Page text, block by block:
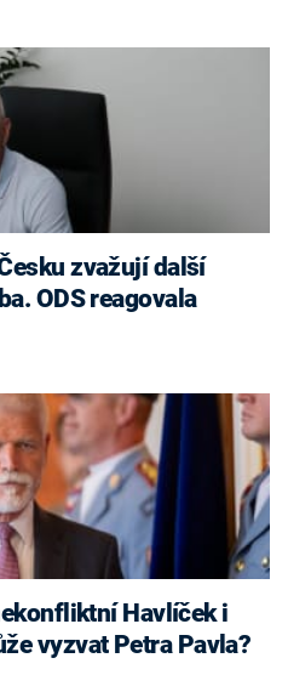
ODS reagovala
vyzvat Petra Pavla?